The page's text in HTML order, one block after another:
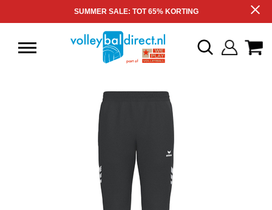
SUMMER SALE: TOT 65% KORTING